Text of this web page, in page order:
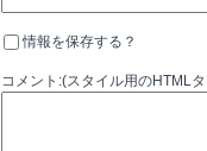
情報を保存する？
コメント:(スタイル用のHTML